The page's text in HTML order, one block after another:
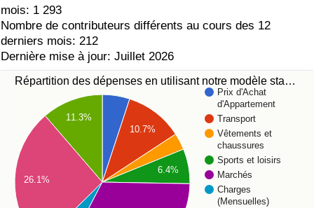
mois: 1 293
Nombre de contributeurs différents au cours des 12
derniers mois: 212
Dernière mise à jour: Juillet 2026
Répartition des dépenses en utilisant notre modèle sta…
Prix d'Achat
d'Appartement
Transport
Vêtements et
chaussures
Sports et loisirs
Marchés
Charges
(Mensuelles)
10.7%
6.4%
11.3%
26.1%